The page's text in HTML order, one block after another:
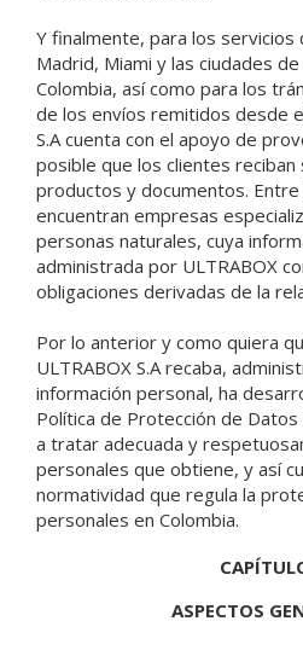
Y finalmente, para los servicios
Madrid, Miami y las ciudades
Colombia, así como para los
de los envíos remitidos desde
S.A cuenta con el apoyo de
posible que los clientes
productos y documentos.
encuentran empresas
personas naturales, cuya
administrada por ULTRABOX
obligaciones derivadas de la
Por lo anterior y como quiera
ULTRABOX S.A recaba,
información personal, ha
Política de Protección de
a tratar adecuada y
personales que obtiene, y así
normatividad que regula la
personales en Colombia.
ASPECTOS